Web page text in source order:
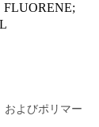
およびポリマー